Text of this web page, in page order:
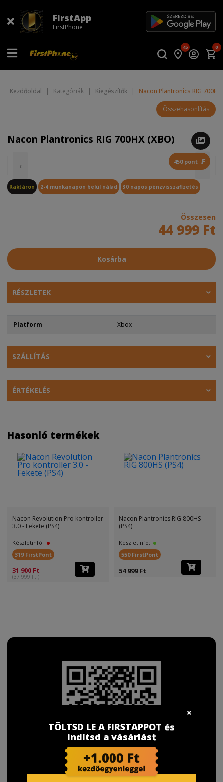
FirstApp
FirstPhone
45 0
Kezdőoldal | Kategóriák | Kiegészítők | Nacon Plantronics RIG 700HX
Összehasonlítás
Nacon Plantronics RIG 700HX (XBO)
‹ ›
450 pont F
Raktáron 2-4 munkanapon belül nálad 30 napos pénzvisszafizetés
Összesen
44 999 Ft
Kosárba
RÉSZLETEK
Platform Xbox
SZÁLLÍTÁS
ÉRTÉKELÉS
Hasonló termékek
Nacon Revolution Pro kontroller
3.0 - Fekete (PS4)
Készletinfó:
319 FirstPont
31 900 Ft
(37 999 Ft )
Nacon Plantronics RIG 800HS
(PS4)
Készletinfó:
550 FirstPont
54 999 Ft
TÖLTSD LE A FIRSTAPPOT és
indítsd a vásárlást